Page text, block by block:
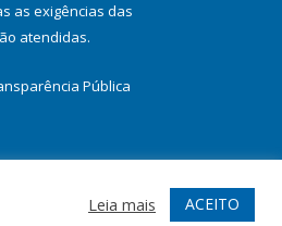
as exigências das
atendidas.
Pública
Acessar Webmail
Leia mais ACEITO